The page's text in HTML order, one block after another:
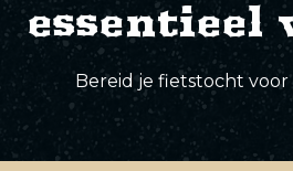
essentieel
Bereid je fietstocht